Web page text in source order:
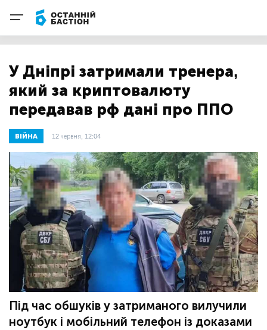
У Дніпрі затримали тренера,
який за криптовалюту
передавав рф дані про ППО
ВІЙНА 12 червня, 12:04
Під час обшуків у затриманого вилучили
ноутбук і мобільний телефон із доказами